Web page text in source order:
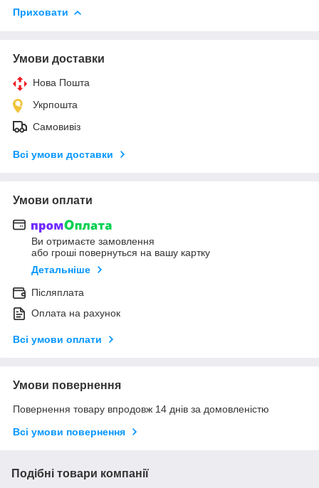
Приховати
Умови доставки
Нова Пошта
Укрпошта
Самовивіз
Всі умови доставки
Умови оплати
Ви отримаєте замовлення
або гроші повернуться на вашу картку
Детальніше
Післяплата
Оплата на рахунок
Всі умови оплати
Умови повернення
Повернення товару впродовж 14 днів за домовленістю
Всі умови повернення
Подібні товари компанії